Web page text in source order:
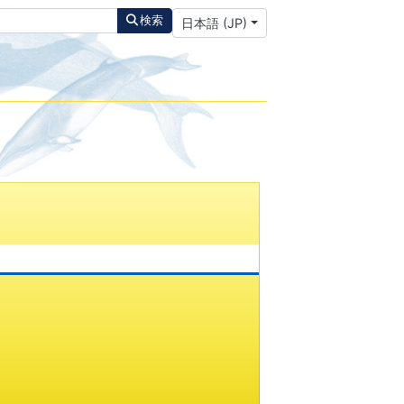
検索 あなたが使う言語を選んでください
日本語 (JP)